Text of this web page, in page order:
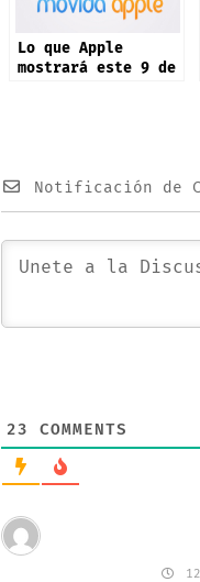
Lo que Apple
mostrará este 9 de
Notificación de
23 COMMENTS